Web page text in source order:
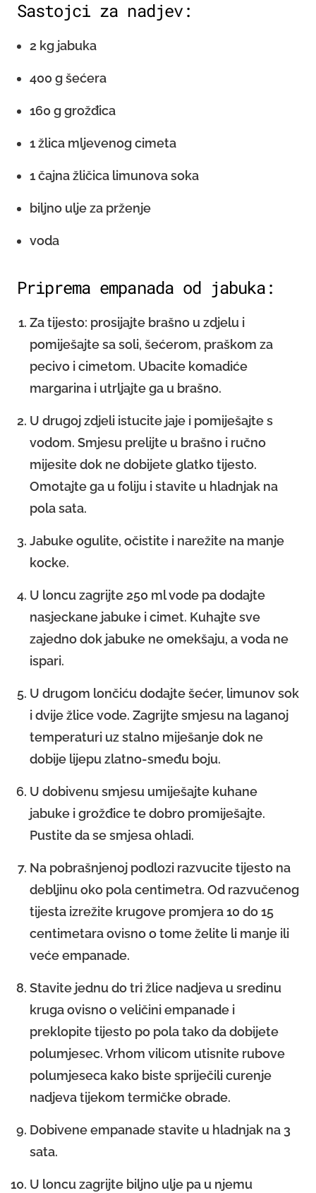
Sastojci za nadjev:
2 kg jabuka
400 g šećera
160 g grožđica
1 žlica mljevenog cimeta
1 čajna žličica limunova soka
biljno ulje za prženje
voda
Priprema empanada od jabuka:
Za tijesto: prosijajte brašno u zdjelu i
pomiješajte sa soli, šećerom, praškom za
pecivo i cimetom. Ubacite komadiće
margarina i utrljajte ga u brašno.
U drugoj zdjeli istucite jaje i pomiješajte s
vodom. Smjesu prelijte u brašno i ručno
mijesite dok ne dobijete glatko tijesto.
Omotajte ga u foliju i stavite u hladnjak na
pola sata.
Jabuke ogulite, očistite i narežite na manje
kocke.
U loncu zagrijte 250 ml vode pa dodajte
nasjeckane jabuke i cimet. Kuhajte sve
zajedno dok jabuke ne omekšaju, a voda ne
ispari.
U drugom lončiću dodajte šećer, limunov sok
i dvije žlice vode. Zagrijte smjesu na laganoj
temperaturi uz stalno miješanje dok ne
dobije lijepu zlatno-smeđu boju.
U dobivenu smjesu umiješajte kuhane
jabuke i grožđice te dobro promiješajte.
Pustite da se smjesa ohladi.
Na pobrašnjenoj podlozi razvucite tijesto na
debljinu oko pola centimetra. Od razvučenog
tijesta izrežite krugove promjera 10 do 15
centimetara ovisno o tome želite li manje ili
veće empanade.
Stavite jednu do tri žlice nadjeva u sredinu
kruga ovisno o veličini empanade i
preklopite tijesto po pola tako da dobijete
polumjesec. Vrhom vilicom utisnite rubove
polumjeseca kako biste spriječili curenje
nadjeva tijekom termičke obrade.
Dobivene empanade stavite u hladnjak na 3
sata.
U loncu zagrijte biljno ulje pa u njemu